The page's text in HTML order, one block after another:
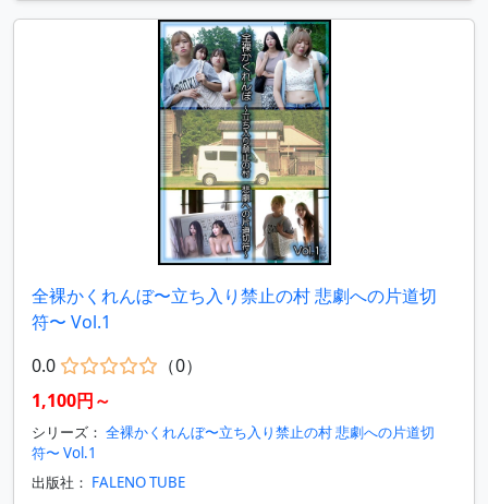
全裸かくれんぼ〜立ち入り禁止の村 悲劇への片道切
符〜 Vol.1
0.0
（0）
1,100円～
シリーズ： 全裸かくれんぼ〜立ち入り禁止の村 悲劇への片道切
符〜 Vol.1
出版社： FALENO TUBE